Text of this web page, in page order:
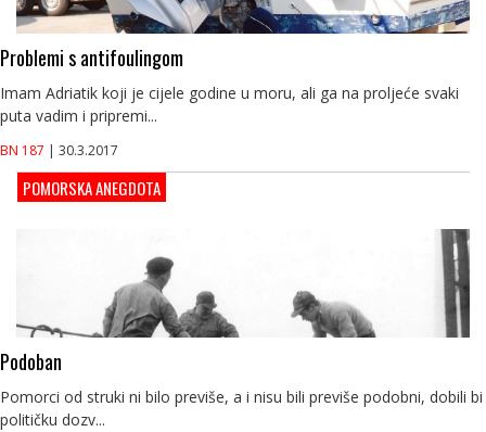
Problemi s antifoulingom
Imam Adriatik koji je cijele godine u moru, ali ga na proljeće svaki
puta vadim i pripremi...
BN 187 | 30.3.2017
POMORSKA ANEGDOTA
Podoban
Pomorci od struki ni bilo previše, a i nisu bili previše podobni, dobili bi
političku dozv...